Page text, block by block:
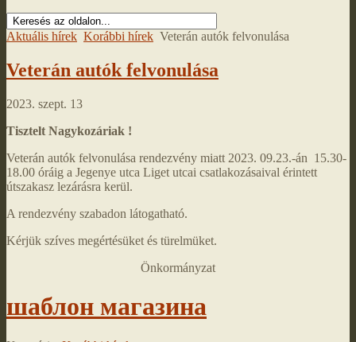
Aktuális hírek Korábbi hírek Veterán autók felvonulása
Veterán autók felvonulása
2023. szept. 13
Tisztelt Nagykozáriak !
Veterán autók felvonulása rendezvény miatt 2023. 09.23.-án 15.30-
18.00 óráig a Jegenye utca Liget utcai csatlakozásaival érintett
útszakasz lezárásra kerül.
A rendezvény szabadon látogatható.
Kérjük szíves megértésüket és türelmüket.
Önkormányzat
шаблон магазина